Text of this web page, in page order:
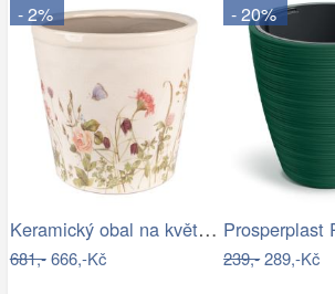
- 2%
Keramický obal na květináč s lučními…
681,-666,-Kč
- 20%
239,-289,-Kč